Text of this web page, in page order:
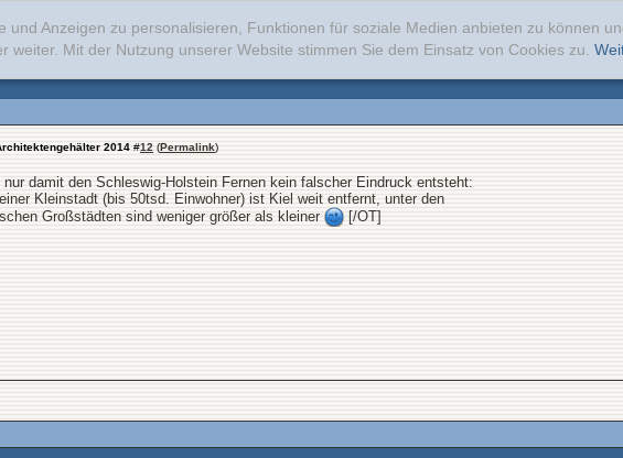
und Anzeigen zu personalisieren, Funktionen für soziale Medien anbieten zu können
weiter. Mit der Nutzung unserer Website stimmen Sie dem Einsatz von Cookies zu.
2014 #12 (Permalink)
nur damit den Schleswig-Holstein Fernen kein falscher Eindruck entsteht:
Kleinstadt (bis 50tsd. Einwohner) ist Kiel weit entfernt, unter den
Großstädten sind weniger größer als kleiner
[/OT]